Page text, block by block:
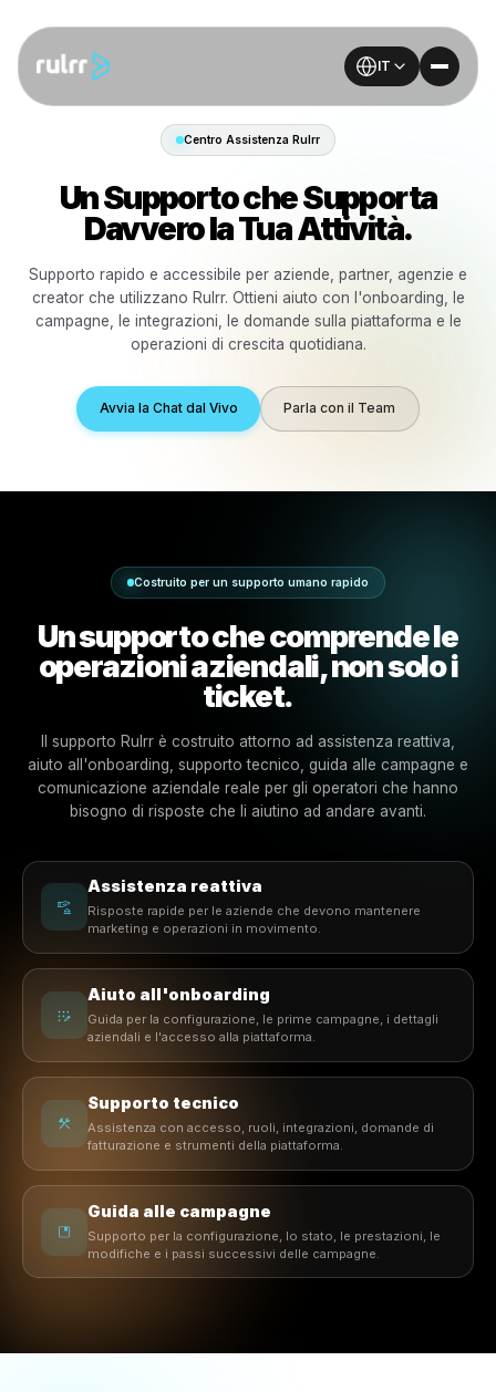
IT
Un Supporto che
Davvero la Tua Attività.
Supporto rapido e accessibile per aziende, partner,
creator che utilizzano Rulrr. Ottieni aiuto con
operazioni di crescita quotidiana.
Costruito per un supporto umano rapido
Un supporto che
operazioni aziendali, non
ticket.
Il supporto Rulrr è costruito attorno ad assistenza
aiuto all'onboarding, supporto tecnico, guida alle
comunicazione aziendale reale per gli operatori che
bisogno di risposte che li aiutino ad andare
Assistenza reattiva
marketing e operazioni in movimento.
Aiuto all'onboarding
Guida per la configurazione, le prime campagne, i
aziendali e l'accesso alla piattaforma.